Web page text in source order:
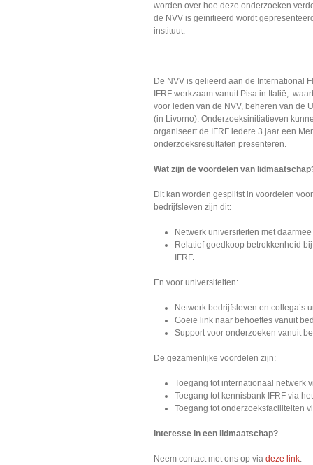
worden over hoe deze onderzoeken
de NVV is geïnitieerd wordt
instituut.
De NVV is gelieerd aan de International
IFRF werkzaam vanuit Pisa in Italië,
voor leden van de NVV, beheren van de
(in Livorno). Onderzoeksinitiatieven
organiseert de IFRF iedere 3 jaar een
onderzoeksresultaten presenteren.
Wat zijn de voordelen van
Dit kan worden gesplitst in voordelen
bedrijfsleven zijn dit:
Netwerk universiteiten met
Relatief goedkoop betrokkenheid
IFRF.
En voor universiteiten:
Netwerk bedrijfsleven en collega’s
Goeie link naar behoeftes vanuit
Support voor onderzoeken vanuit
De gezamenlijke voordelen zijn:
Toegang tot internationaal netwerk
Toegang tot kennisbank IFRF via
Toegang tot onderzoeksfaciliteiten
Interesse in een lidmaatschap?
Neem contact met ons op via deze link.